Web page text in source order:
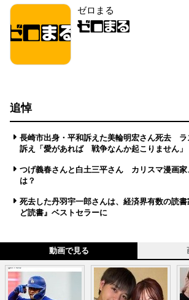
ゼロまる
追悼
長崎市出身・平和訴えた美輪明宏さん死去 ラ
訴え「愛があれば 戦争なんか起こりません」
つげ義春さんと白土三平さん カリスマ漫画家
は？
死去した丹羽宇一郎さんは、経済界有数の読
ど読書』ベストセラーに
動画で見る